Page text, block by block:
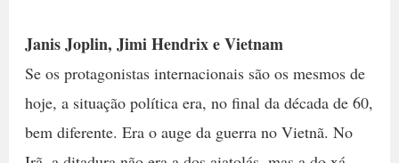
Janis Joplin, Jimi Hendrix e Vietnam
Se os protagonistas internacionais são os mesmos de
hoje, a situação política era, no final da década de 60,
bem diferente. Era o auge da guerra no Vietnã. No